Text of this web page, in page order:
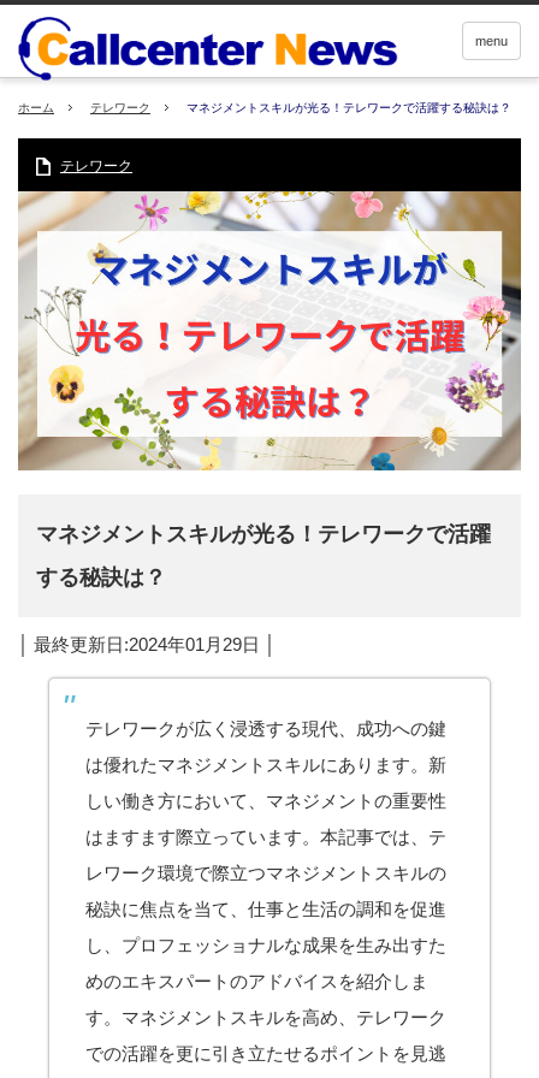
menu
ホーム テレワーク マネジメントスキルが光る！テレワークで活躍する秘訣は？
テレワーク
マネジメントスキルが光る！テレワークで活躍
する秘訣は？
│ 最終更新日:2024年01月29日 │
テレワークが広く浸透する現代、成功への鍵
は優れたマネジメントスキルにあります。新
しい働き方において、マネジメントの重要性
はますます際立っています。本記事では、テ
レワーク環境で際立つマネジメントスキルの
秘訣に焦点を当て、仕事と生活の調和を促進
し、プロフェッショナルな成果を生み出すた
めのエキスパートのアドバイスを紹介しま
す。マネジメントスキルを高め、テレワーク
での活躍を更に引き立たせるポイントを見逃